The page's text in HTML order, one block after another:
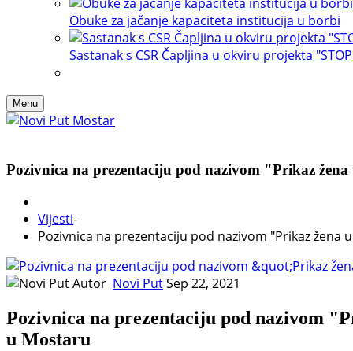
Obuke za jačanje kapaciteta institucija u borbi
Sastanak s CSR Čapljina u okviru projekta "STOP
Menu
Pozivnica na prezentaciju pod nazivom "Prikaz
Vijesti-
Pozivnica na prezentaciju pod nazivom "Prikaz
Autor Novi PutSep 22, 2021
Pozivnica na prezentaciju pod nazivom
u Mostaru